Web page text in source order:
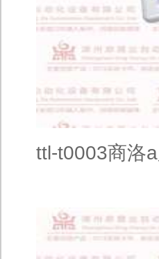
ttl-t0003商洛